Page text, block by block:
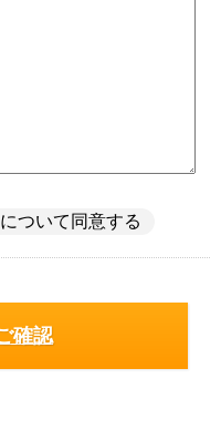
について同意する